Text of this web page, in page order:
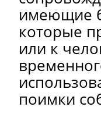
имеющие
которые
или к
поимки